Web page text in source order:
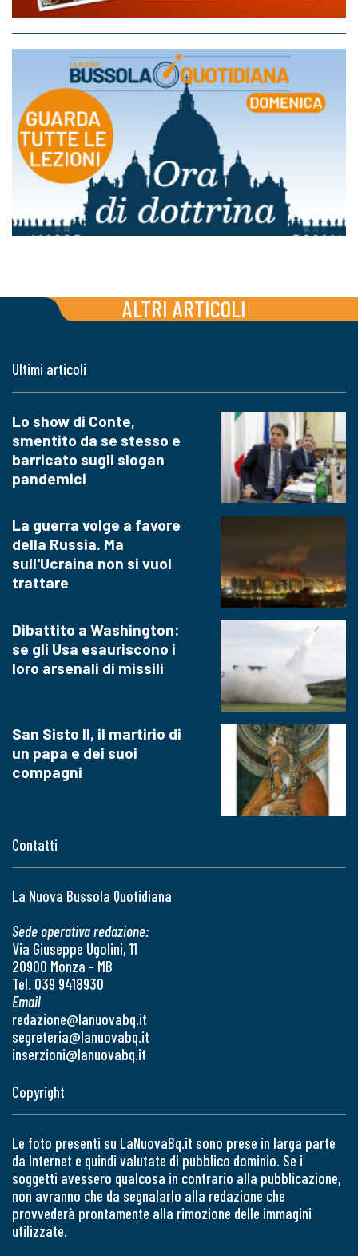
ALTRI ARTICOLI
Contatti
La Nuova Bussola Quotidiana
Sede operativa redazione:
Via Giuseppe Ugolini, 11
20900 Monza - MB
Tel. 039 9418930
Email
redazione@lanuovabq.it
segreteria@lanuovabq.it
inserzioni@lanuovabq.it
Ultimi articoli
Lo show di Conte,
smentito da se stesso e
barricato sugli slogan
pandemici
La guerra volge a favore
della Russia. Ma
sull'Ucraina non si vuol
trattare
Dibattito a Washington:
se gli Usa esauriscono i
loro arsenali di missili
San Sisto II, il martirio di
un papa e dei suoi
compagni
Copyright
Le foto presenti su LaNuovaBq.it sono prese in larga parte
da Internet e quindi valutate di pubblico dominio. Se i
soggetti avessero qualcosa in contrario alla pubblicazione,
non avranno che da segnalarlo alla redazione che
provvederà prontamente alla rimozione delle immagini
utilizzate.